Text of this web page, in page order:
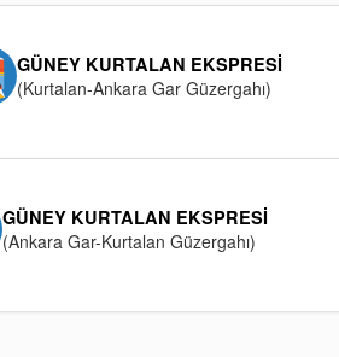
GÜNEY KURTALAN EKSPRESI
(Kurtalan-Ankara Gar Güzergahı)
GÜNEY KURTALAN EKSPRESI
(Ankara Gar-Kurtalan Güzergahı)